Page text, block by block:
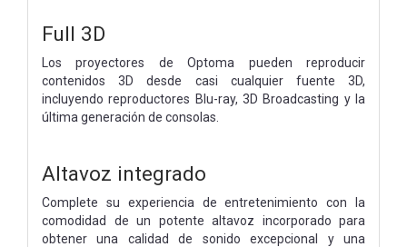
Full 3D
Los proyectores de Optoma pueden reproducir
contenidos 3D desde casi cualquier fuente 3D,
incluyendo reproductores Blu-ray, 3D Broadcasting y la
última generación de consolas.
Altavoz integrado
Complete su experiencia de entretenimiento con la
comodidad de un potente altavoz incorporado para
obtener una calidad de sonido excepcional y una